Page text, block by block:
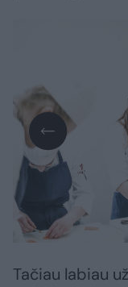
Tačiau labiau